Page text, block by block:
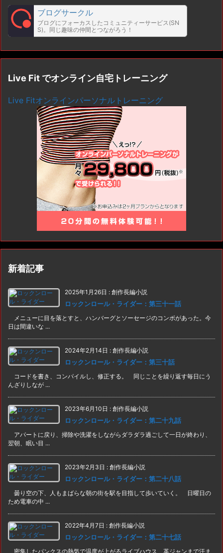
ブログサークル
ブログにフォーカスしたコミュニティーサービス(SN
S)。同じ趣味の仲間とつながろう！
Live Fit でオンライン自宅トレーニング
Live Fitオンラインパーソナルトレーニング
新着記事
2025年1月26日 : 創作長編小説
ロックンロール・ライダー：第三十一話
メニューに目を落とすと、ハンバーグとソーセージのコンボがあった。今
日は間違いな ...
2024年2月14日 : 創作長編小説
ロックンロール・ライダー：第三十話
コードを書き、コンパイルし、修正する。 同じことを繰り返す毎日にう
んざりしなが ...
2023年6月10日 : 創作長編小説
ロックンロール・ライダー：第二十九話
アパートに戻り、掃除や洗濯をしながらダラダラ過ごして一日が終わり、
翌朝、眠い目 ...
2023年2月3日 : 創作長編小説
ロックンロール・ライダー：第二十八話
曇り空の下、人もまばらな朝の街を駅を目指して歩いていく。 日曜日の
ため電車の中 ...
2022年4月7日 : 創作長編小説
ロックンロール・ライダー：第二十七話
密集したパンクスの熱気で温度が上がるライブハウス、革ジャンまで汗ま